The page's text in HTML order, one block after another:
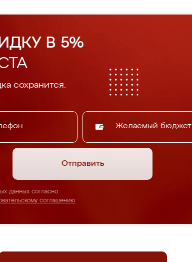
В 5%
сохранится.
Желаемый бюджет
Отправить
данных согласно
соглашению